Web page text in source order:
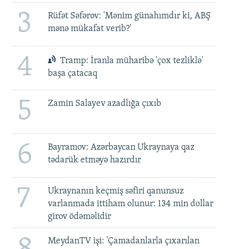
3
Rüfət Səfərov: 'Mənim günahımdır ki, ABŞ
mənə mükafat verib?'
4
Tramp: İranla müharibə 'çox tezliklə'
başa çatacaq
5 Zamin Salayev azadlığa çıxıb
6
Bayramov: Azərbaycan Ukraynaya qaz
tədarük etməyə hazırdır
7
Ukraynanın keçmiş səfiri qanunsuz
varlanmada ittiham olunur: 134 min dollar
girov ödəməlidir
MeydanTV işi: 'Çamadanlarla çıxarılan